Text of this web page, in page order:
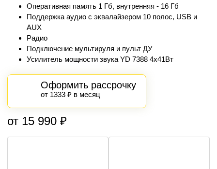
Оперативная память 1 Гб, внутренняя - 16 Гб
Поддержка аудио с эквалайзером 10 полос, USB и
AUX
Радио
Подключение мультируля и пульт ДУ
Усилитель мощности звука YD 7388 4х41Вт
Оформить рассрочку
от 1333 ₽ в месяц
от 15 990 ₽